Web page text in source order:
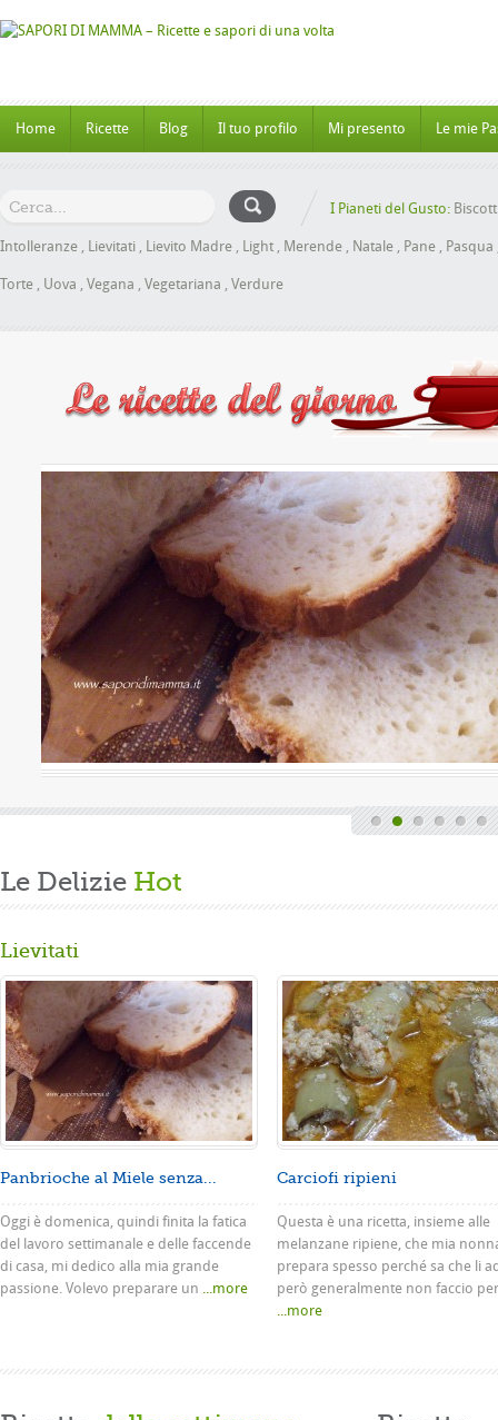
Home Ricette Blog Il tuo profilo Mi presento Le mie
I Pianeti del Gusto:
Intolleranze , Lievitati , Lievito Madre , Light , Merende , Natale , Pane , Pasqua
Torte , Uova , Vegana , Vegetariana , Verdure
al Miele senza
Valutazione media: (0 / 5)
quindi finita la fatica del lavoro settimanale
casa, mi dedico alla mia grande passione.
un panbrioche salutare per la ...
Le Delizie Hot
Lievitati
Panbrioche al Miele senza...
Oggi è domenica, quindi finita la fatica
del lavoro settimanale e delle faccende
di casa, mi dedico alla mia grande
passione. Volevo preparare un ...more
Carciofi ripieni
Questa è una ricetta, insieme alle
melanzane ripiene, che mia
prepara spesso perché sa che li
però generalmente non faccio
...more